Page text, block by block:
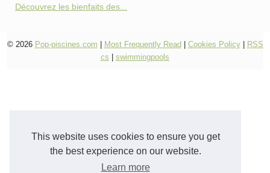
This website uses cookies to ensure you get
the best experience on our website.
Learn more
Découvrez les bienfaits des...
© 2026 Pop-piscines.com Most Frequently Read Cookies Policy|
RSS
cs
swimmingpools